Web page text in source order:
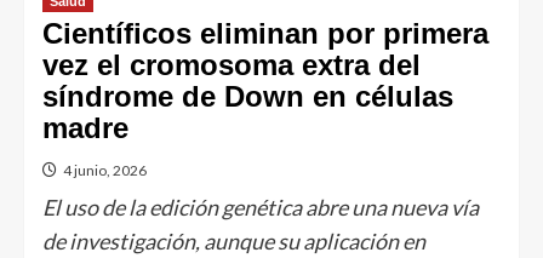
Científicos eliminan por primera
vez el cromosoma extra del
síndrome de Down en células
madre
4 junio, 2026
El uso de la edición genética abre una nueva vía
de investigación, aunque su aplicación en